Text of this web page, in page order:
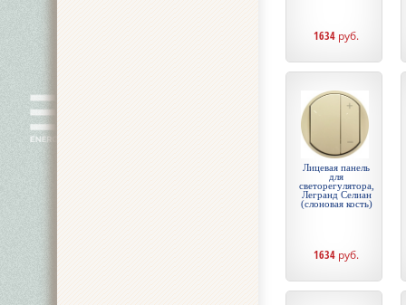
1634 руб.
Лицевая панель
для
светорегулятора,
Легранд Селиан
(слоновая кость)
1634 руб.